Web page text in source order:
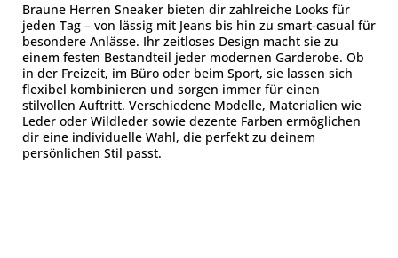
Braune Herren Sneaker bieten dir zahlreiche Looks für
jeden Tag – von lässig mit Jeans bis hin zu smart-casual für
besondere Anlässe. Ihr zeitloses Design macht sie zu
einem festen Bestandteil jeder modernen Garderobe. Ob
in der Freizeit, im Büro oder beim Sport, sie lassen sich
flexibel kombinieren und sorgen immer für einen
stilvollen Auftritt. Verschiedene Modelle, Materialien wie
Leder oder Wildleder sowie dezente Farben ermöglichen
dir eine individuelle Wahl, die perfekt zu deinem
persönlichen Stil passt.